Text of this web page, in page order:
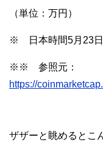
（単位：万円）
※ 日本時間5月23
※※ 参照元：
https://
ザザーと眺めるとこ